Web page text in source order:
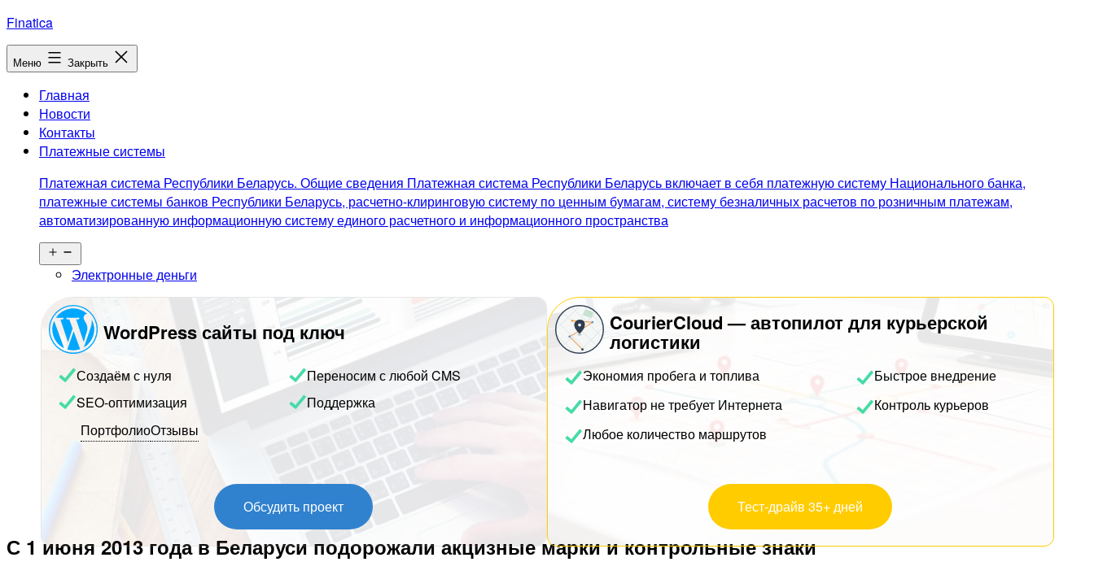
Перейти
к
содержимому
Finatica
Меню Закрыть
Главная
Новости
Контакты
Платежные системы
Платежная система Республики Беларусь. Общие сведения Платежная система Республики Беларусь включает в себя платежную систему Национального банка,
платежные системы банков Республики Беларусь, расчетно-клиринговую систему по ценным бумагам, систему безналичных расчетов по розничным платежам,
автоматизированную информационную систему единого расчетного и информационного пространства
меню
Электронные деньги
WordPress сайты под ключ
Создаём с нуля
Переносим с любой CMS
SEO-оптимизация
Поддержка
ПортфолиоОтзывы
Обсудить проект
CourierCloud — автопилот для курьерской
логистики
Экономия пробега и топлива
Быстрое внедрение
Навигатор не требует Интернета
Контроль курьеров
Любое количество маршрутов
Тест-драйв 35+ дней
С 1 июня 2013 года в Беларуси подорожали акцизные марки и контрольные знаки